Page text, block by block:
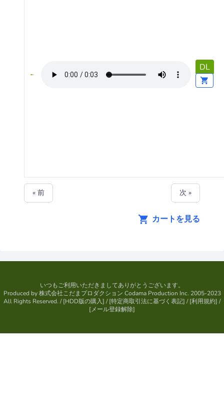
DL
« 前 次 »
カートを見る
いつもご利用いただきましてありがとうございます。
Produced by株式会社こだまプロダクション Codama Production Inc. 2005-2023
All Rights Reserved. / [HDD版の購入] / [特定商取引法に基づく表記] / [利用規約] /
[メール登録解除]